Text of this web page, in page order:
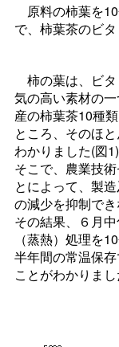
原料の柿葉を
で、柿葉茶のビ
柿の葉は、ビタ
気の高い素材の
産の柿葉茶10種
ところ、そのほ
わかりました(図1)
そこで、農業技
とによって、製
の減少を抑制でき
その結果、６月
（蒸熱）処理を
半年間の常温保
ことがわかりまし